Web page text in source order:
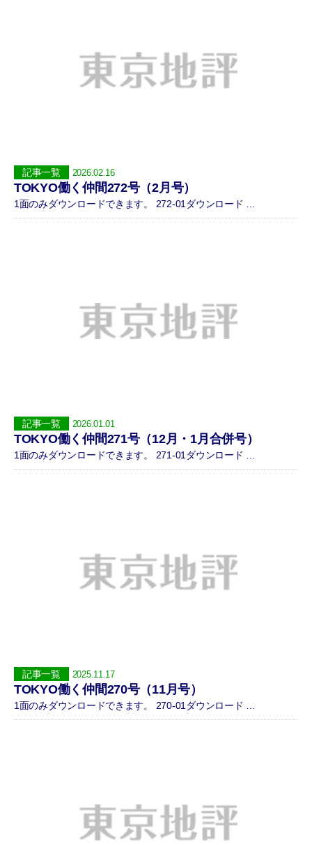
記事一覧 2026.02.16
TOKYO働く仲間272号（2月号）
1面のみダウンロードできます。 272-01ダウンロード …
記事一覧 2026.01.01
TOKYO働く仲間271号（12月・1月合併号）
1面のみダウンロードできます。 271-01ダウンロード …
記事一覧 2025.11.17
TOKYO働く仲間270号（11月号）
1面のみダウンロードできます。 270-01ダウンロード …